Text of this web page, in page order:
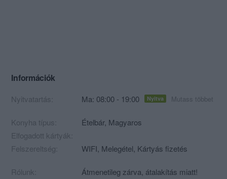
Információk
Nyitvatartás: Ma: 08:00 - 19:00 Nyitva Mutass többet
Konyha típus: Ételbár, Magyaros
Elfogadott kártyák:
Felszereltség:
WIFI, Melegétel, Kártyás fizetés
Rólunk: Átmenetileg zárva, átalakítás miatt!